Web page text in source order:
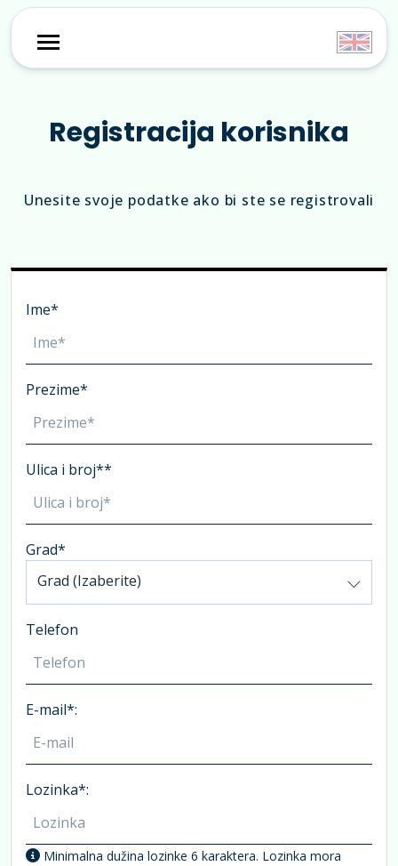
Registracija korisnika
Unesite svoje podatke ako bi ste se registrovali
Ime*
Prezime*
Ulica i broj**
Grad*
Grad (Izaberite)
Telefon
E-mail*:
Lozinka*:
Minimalna dužina lozinke 6 karaktera. Lozinka mora